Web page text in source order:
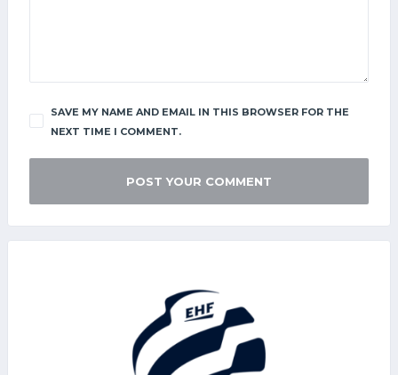
SAVE MY NAME AND EMAIL IN THIS BROWSER FOR THE
NEXT TIME I COMMENT.